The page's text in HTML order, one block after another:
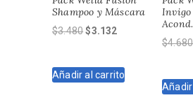
Shampoo y Máscara
$3.480El
era:
$3.132
es:
Añadir al carrito
Invigo
$4.680